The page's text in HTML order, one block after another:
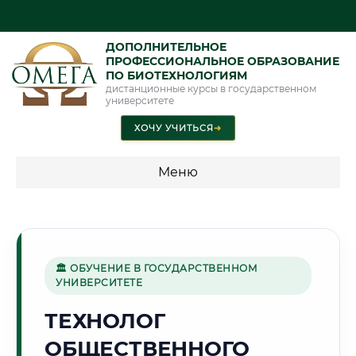
ДОПОЛНИТЕЛЬНОЕ
ПРОФЕССИОНАЛЬНОЕ ОБРАЗОВАНИЕ
ПО БИОТЕХНОЛОГИЯМ
дистанционные курсы в государственном
университете
ХОЧУ УЧИТЬСЯ➜
Меню
🏔️
Г. ВЛАДИКАВКАЗ
🏛 ОБУЧЕНИЕ В ГОСУДАРСТВЕННОМ
УНИВЕРСИТЕТЕ
ТЕХНОЛОГ
ОБЩЕСТВЕННОГО